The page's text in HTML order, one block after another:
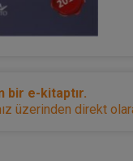
bir e-kitaptır.
üzerinden direkt